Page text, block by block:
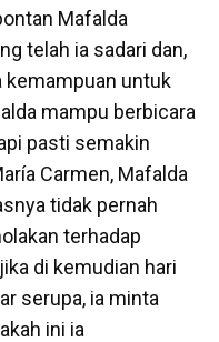
Mafalda
telah ia sadari dan,
kemampuan untuk
mampu berbicara
pasti semakin
Carmen, Mafalda
tidak pernah
terhadap
di kemudian hari
serupa, ia minta
ini ia